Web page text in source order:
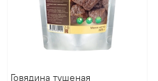
Говядина тушеная